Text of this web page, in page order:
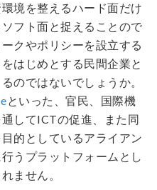
境を整えるハード面だけ
フト面と捉えることので
クやポリシーを設立する
はじめとする民間企業と
のではないでしょうか。
といった、官民、国際機
してICTの促進、また同
的としているアライアン
うプラットフォームとし
ません。